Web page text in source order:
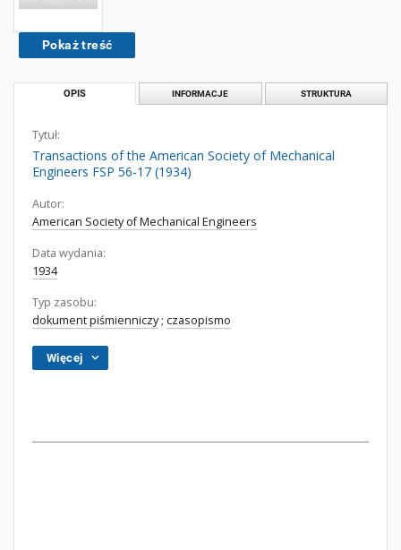
Pokaż treść
OPIS INFORMACJE STRUKTURA
Tytuł:
Transactions of the American Society of Mechanical
Engineers FSP 56-17 (1934)
Autor:
American Society of Mechanical Engineers
Data wydania:
1934
Typ zasobu:
dokument piśmienniczy; czasopismo
Więcej